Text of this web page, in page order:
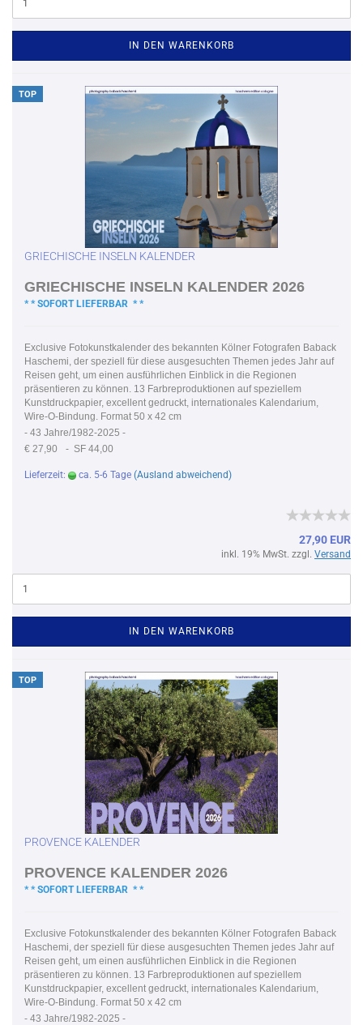
IN DEN WARENKORB
TOP
GRIECHISCHE INSELN KALENDER
GRIECHISCHE INSELN KALENDER 2026
* * SOFORT LIEFERBAR * *
Exclusive Fotokunstkalender des bekannten Kölner Fotografen Baback
Haschemi, der speziell für diese ausgesuchten Themen jedes Jahr auf
Reisen geht, um einen ausführlichen Einblick in die Regionen
präsentieren zu können. 13 Farbreproduktionen auf speziellem
Kunstdruckpapier, excellent gedruckt, internationales Kalendarium,
Wire-O-Bindung. Format 50 x 42 cm
- 43 Jahre/1982-2025 -
€ 27,90
- SF 44,00
Lieferzeit: ca. 5-6 Tage (Ausland abweichend)
27,90 EUR
inkl. 19% MwSt. zzgl. Versand
IN DEN WARENKORB
TOP
PROVENCE KALENDER
PROVENCE KALENDER 2026
* * SOFORT LIEFERBAR * *
Exclusive Fotokunstkalender des bekannten Kölner Fotografen Baback
Haschemi, der speziell für diese ausgesuchten Themen jedes Jahr auf
Reisen geht, um einen ausführlichen Einblick in die Regionen
präsentieren zu können. 13 Farbreproduktionen auf speziellem
Kunstdruckpapier, excellent gedruckt, internationales Kalendarium,
Wire-O-Bindung. Format 50 x 42 cm
- 43 Jahre/1982-2025 -